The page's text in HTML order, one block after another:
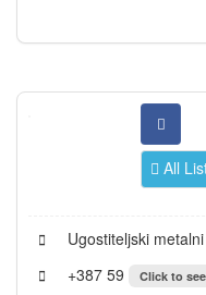
All
Ugostiteljski
+387 59
Click to see